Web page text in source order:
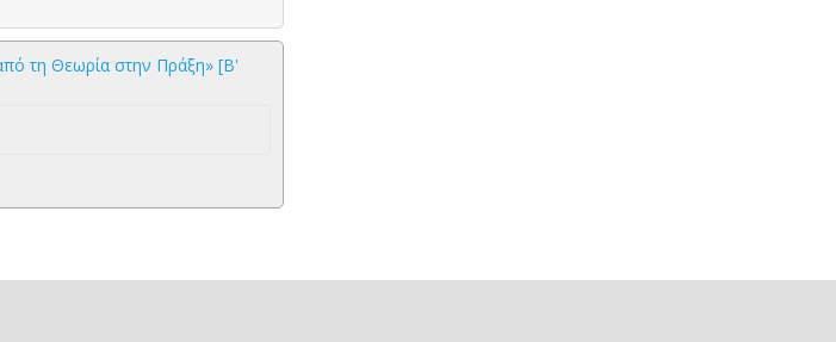
τη Θεωρία στην Πράξη» [Β'